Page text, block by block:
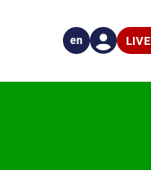
LIVE
en